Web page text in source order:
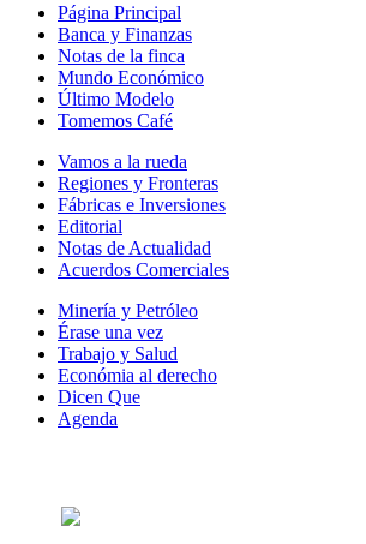
Página Principal
Banca y Finanzas
Notas de la finca
Mundo Económico
Último Modelo
Tomemos Café
Vamos a la rueda
Regiones y Fronteras
Fábricas e Inversiones
Editorial
Notas de Actualidad
Acuerdos Comerciales
Minería y Petróleo
Érase una vez
Trabajo y Salud
Económia al derecho
Dicen Que
Agenda